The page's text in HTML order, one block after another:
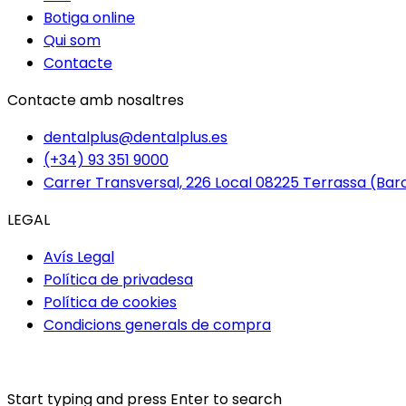
Botiga online
Qui som
Contacte
Contacte amb nosaltres
dentalplus@dentalplus.es
(+34) 93 351 9000
Carrer Transversal, 226 Local 08225 Terrassa
LEGAL
Avís Legal
Política de privadesa
Política de cookies
Condicions generals de compra
Start typing and press Enter to search